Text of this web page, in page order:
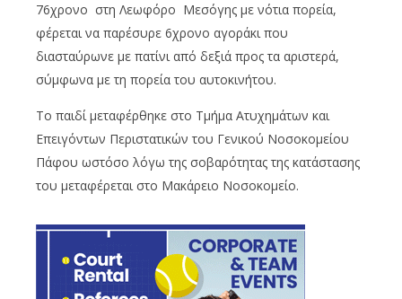
76χρονο στη Λεωφόρο Μεσόγης με νότια πορεία,
φέρεται να παρέσυρε 6χρονο αγοράκι που
διασταύρωνε με πατίνι από δεξιά προς τα αριστερά,
σύμφωνα με τη πορεία του αυτοκινήτου.
Το παιδί μεταφέρθηκε στο Τμήμα Ατυχημάτων και
Επειγόντων Περιστατικών του Γενικού Νοσοκομείου
Πάφου ωστόσο λόγω της σοβαρότητας της κατάστασης
του μεταφέρεται στο Μακάρειο Νοσοκομείο.